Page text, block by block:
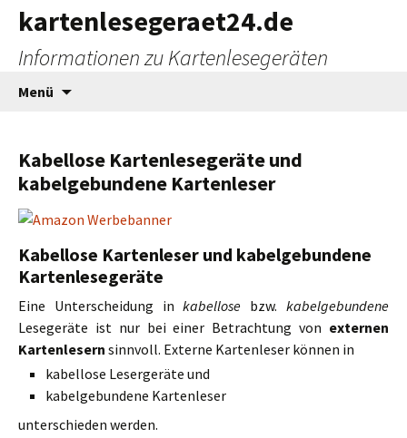
kartenlesegeraet24.de
Informationen zu Kartenlesegeräten
Menü
Kabellose Kartenlesegeräte und
kabelgebundene Kartenleser
Kabellose Kartenleser und kabelgebundene
Kartenlesegeräte
Eine Unterscheidung inkabellose bzw.kabelgebundene
Lesegeräte ist nur bei einer Betrachtung von externen
Kartenlesern sinnvoll. Externe Kartenleser können in
kabellose Lesergeräte und
kabelgebundene Kartenleser
unterschieden werden.